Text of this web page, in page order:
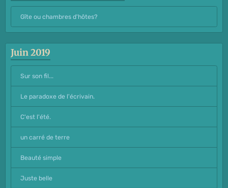
Gîte ou chambres d'hôtes?
Juin 2019
Sur son fil...
Le paradoxe de l'écrivain.
C'est l'été.
un carré de terre
Beauté simple
Juste belle